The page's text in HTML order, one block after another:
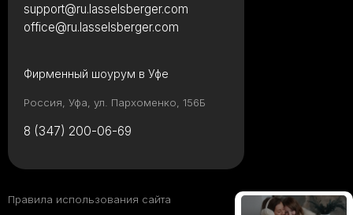
дружат с
широкоформатным
Фирменный шоурум в Уфе
Россия, Уфа, ул. Пархоменко, 156Б
8 (347) 200-06-69
support@ru.lasselsberger.com
office@ru.lasselsberger.com
Правила использования сайта